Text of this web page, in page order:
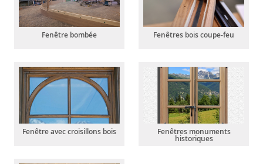
Fenêtre bombée Fenêtres bois coupe-feu
Fenêtre avec croisillons bois Fenêtres monuments
historiques